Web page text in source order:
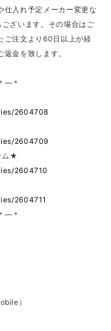
仕入れ予定メーカー変更な
ざいます。その場合はご
ご注文より60日以上が経
金を致します。
—＊
2604708
2604709
ム★
2604710
2604711
—＊
）